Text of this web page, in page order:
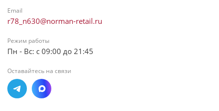
Email
r78_n630@norman-retail.ru
Режим работы
Пн - Вс: с 09:00 до 21:45
Оставайтесь на связи